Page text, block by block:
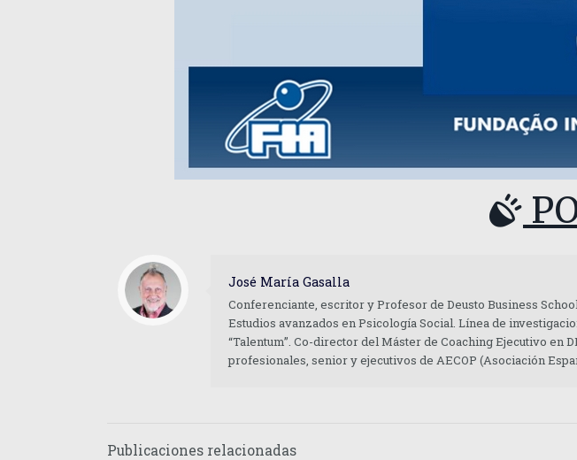
José María Gasalla
Conferenciante, escritor y Profesor de Deusto Business
Estudios avanzados en Psicología Social. Línea de
“Talentum”. Co-director del Máster de Coaching Ejecutivo en
profesionales, senior y ejecutivos de AECOP (Asociación
Publicaciones relacionadas